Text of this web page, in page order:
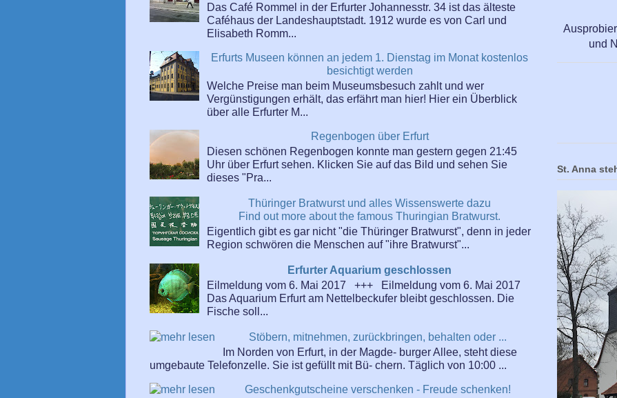
Das Café Rommel in der Erfurter Johannesstr. 34 ist das älteste
Caféhaus der Landeshauptstadt. 1912 wurde es von Carl und
Elisabeth Romm...
Erfurts Museen können an jedem 1. Dienstag im Monat kostenlos
besichtigt werden
Welche Preise man beim Museumsbesuch zahlt und wer
Vergünstigungen erhält, das erfährt man hier! Hier ein Überblick
über alle Erfurter M...
Regenbogen über Erfurt
Diesen schönen Regenbogen konnte man gestern gegen 21:45
Uhr über Erfurt sehen. Klicken Sie auf das Bild und sehen Sie
dieses "Pra...
Thüringer Bratwurst und alles Wissenswerte dazu
Find out more about the famous Thuringian Bratwurst.
Eigentlich gibt es gar nicht "die Thüringer Bratwurst", denn in jeder
Region schwören die Menschen auf "ihre Bratwurst"...
Erfurter Aquarium geschlossen
Eilmeldung vom 6. Mai 2017 +++ Eilmeldung vom 6. Mai 2017
Das Aquarium Erfurt am Nettelbeckufer bleibt geschlossen. Die
Fische soll...
Stöbern, mitnehmen, zurückbringen, behalten oder ...
Im Norden von Erfurt, in der Magde- burger Allee, steht diese
umgebaute Telefonzelle. Sie ist gefüllt mit Bü- chern. Täglich von 10:00 ...
Geschenkgutscheine verschenken - Freude schenken!
und
St. Anna